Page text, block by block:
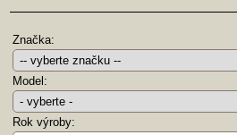
Značka:
Model:
Rok výroby: